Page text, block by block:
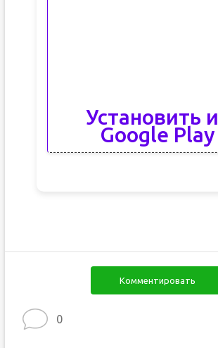
Установить
Google Play
Комментировать
0